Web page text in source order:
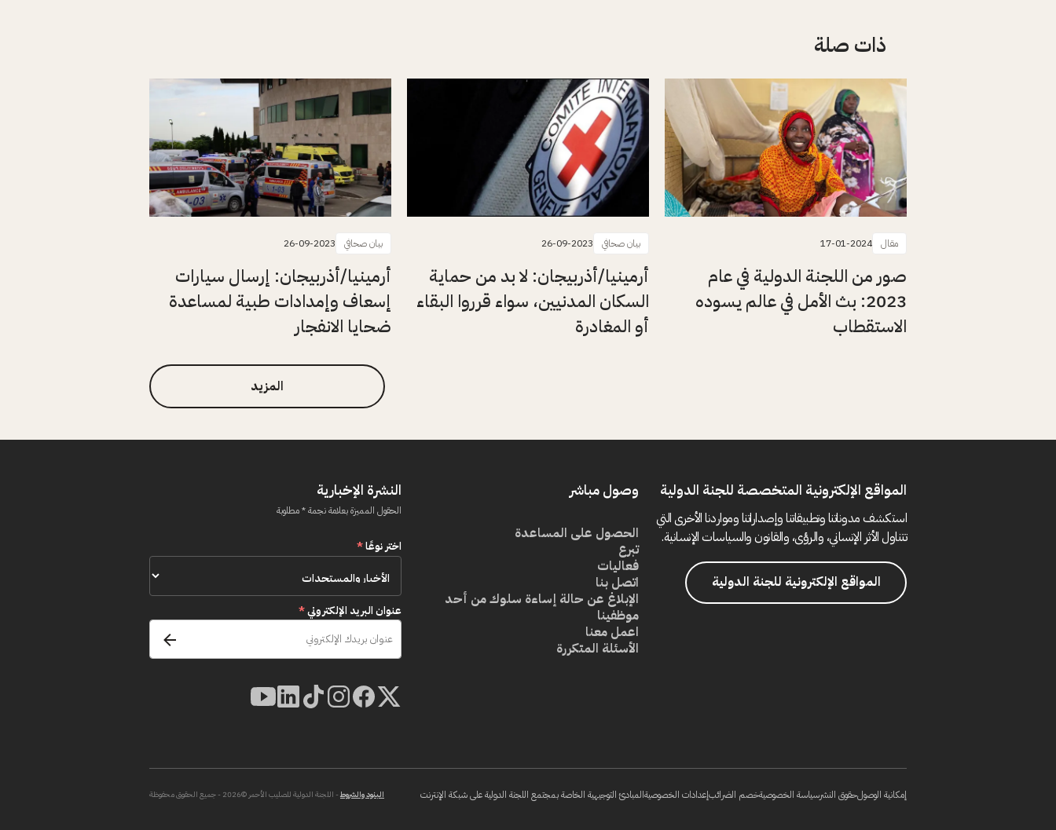
ذات صلة
مقال 17-01-2024
صور من اللجنة الدولية في عام
2023: بث الأمل في عالم يسوده
الاستقطاب
بيان صحافي 26-09-2023
أرمينيا/أذربيجان: لا بد من حماية
السكان المدنيين، سواء قرروا البقاء
أو المغادرة
بيان صحافي 26-09-2023
أرمينيا/أذربيجان: إرسال سيارات
إسعاف وإمدادات طبية لمساعدة
ضحايا الانفجار
المزيد
المواقع الإلكترونية المتخصصة للجنة الدولية
استكشف مدوناتنا وتطبيقاتنا وإصداراتنا ومواردنا الأخرى التي
تتناول الأثر الإنساني، والرؤى، والقانون والسياسات الإنسانية.
المواقع الإلكترونية للجنة الدولية
وصول مباشر
الحصول على المساعدة
تبرع
فعاليات
اتصل بنا
الإبلاغ عن حالة إساءة سلوك من أحد
موظفينا
اعمل معنا
الأسئلة المتكررة
النشرة الإخبارية
الحقول المميزة بعلامة نجمة * مطلوبة
اختر نوعًا*
عنوان البريد الإلكتروني*
إمكانية الوصولحقوق النشرسياسة الخصوصيةخصم الضرائبإعدادات الخصوصيةالمبادئ التوجيهية الخاصة بمجتمع اللجنة الدولية على شبكة الإنترنت البنود والشروط - اللجنة الدولية للصليب الأحمر ©2026 - جميع الحقوق محفوظة